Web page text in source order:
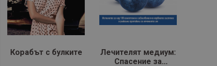
Корабът с булките
Лечителят медиум:
Спасение за